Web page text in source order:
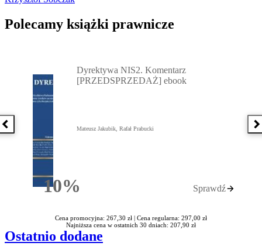
Polecamy książki prawnicze
Poprzednia książka
10%Rabatu
Dyrektywa NIS2. Komentarz
[PRZEDSPRZEDAŻ] ebook
Mateusz Jakubik, Rafał Prabucki
Sprawdź
Cena promocyjna: 267,30 zł | Cena regularna: 297,00 zł
Najniższa cena w ostatnich 30 dniach: 207,90 zł
Ostatnio dodane